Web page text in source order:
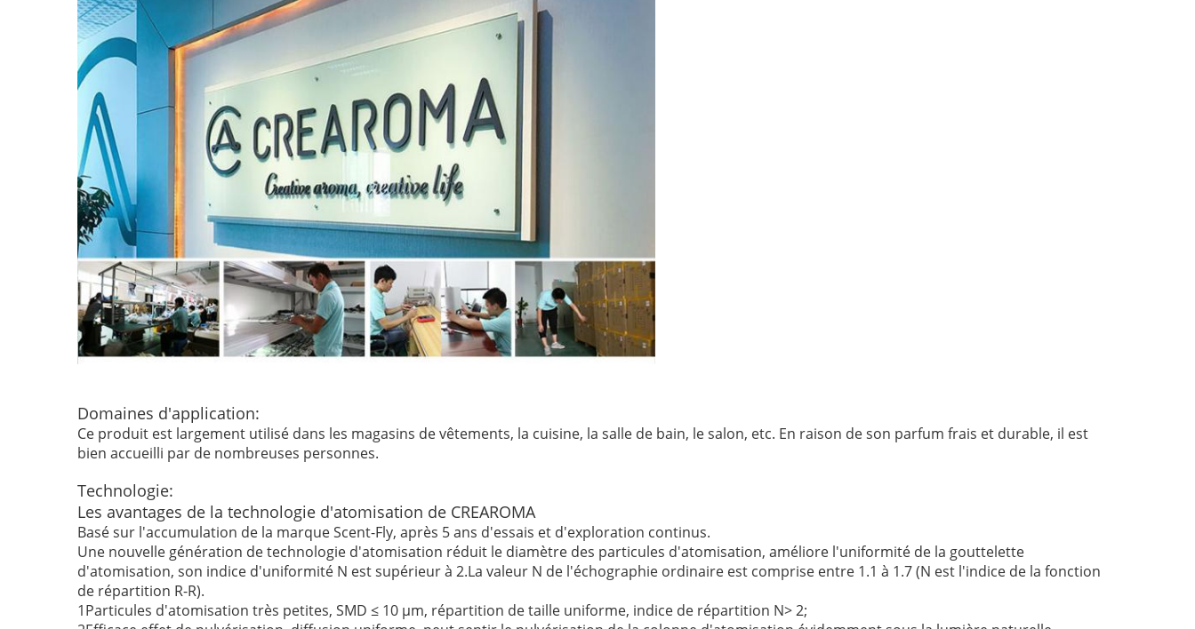
Domaines d'application:
Ce produit est largement utilisé dans les magasins de vêtements, la cuisine, la salle de bain, le salon, etc. En raison de son parfum frais et durable, il est
bien accueilli par de nombreuses personnes.
Technologie:
Les avantages de la technologie d'atomisation de CREAROMA
Basé sur l'accumulation de la marque Scent-Fly, après 5 ans d'essais et d'exploration continus.
Une nouvelle génération de technologie d'atomisation réduit le diamètre des particules d'atomisation, améliore l'uniformité de la gouttelette
d'atomisation, son indice d'uniformité N est supérieur à 2.La valeur N de l'échographie ordinaire est comprise entre 1.1 à 1.7 (N est l'indice de la fonction
de répartition R-R).
1Particules d'atomisation très petites, SMD ≤ 10 μm, répartition de taille uniforme, indice de répartition N> 2;